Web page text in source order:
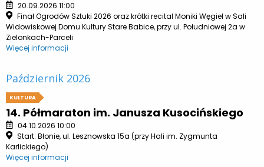
20.09.2026 11:00
Finał Ogrodów Sztuki 2026 oraz krótki recital Moniki Węgiel w Sali
Widowiskowej Domu Kultury Stare Babice, przy ul. Południowej 2a w
Zielonkach-Parceli
Więcej informacji
Październik 2026
KULTURA
14. Półmaraton im. Janusza Kusocińskiego
04.10.2026 10:00
Start: Błonie, ul. Lesznowska 15a (przy Hali im. Zygmunta
Karlickiego)
Więcej informacji